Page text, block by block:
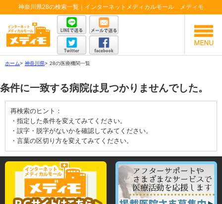
神奈川県28の検索一覧｜インターネットメディカルモール メディモ
ホーム> 神奈川県> 28の医療機関一覧
条件に一致する病院は見つかりませんでした。
再検索のヒント：
・指定した条件を変えてみてください。
・誤字・脱字がないかを確認してみてください。
・言葉の区切り方を変えてみてください。